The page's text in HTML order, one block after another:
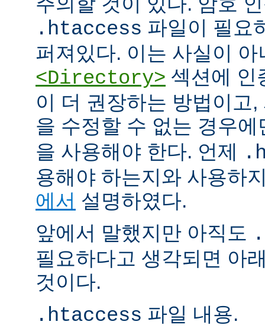
.htaccess 파일이 필요
퍼져있다. 이는 사실이
<Directory> 섹션에 인
이 더 권장하는 방법이고
을 수정할 수 없는 경우
을 사용해야 한다. 언제
용해야 하는지와 사용하
에서 설명하였다.
앞에서 말했지만 아직도
필요하다고 생각되면 아
것이다.
.htaccess 파일 내용.